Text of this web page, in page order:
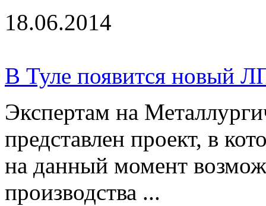
18.06.2014
В Туле появится новый
Экспертам на
представлен проект, в
на данный момент
производства ...